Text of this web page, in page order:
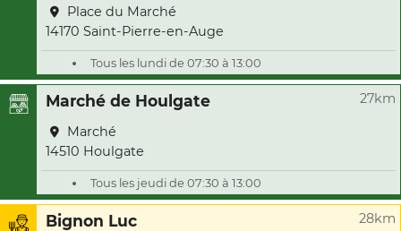
Place du Marché
14170 Saint-Pierre-en-Auge
Tous les lundi de 07:30 à 13:00
Marché de Houlgate 27km
Marché
14510 Houlgate
Tous les jeudi de 07:30 à 13:00
Bignon Luc 28km